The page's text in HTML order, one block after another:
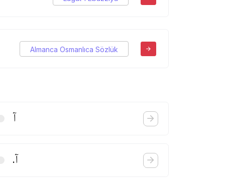
Almanca Osmanlıca Sözlük
آ
آ.